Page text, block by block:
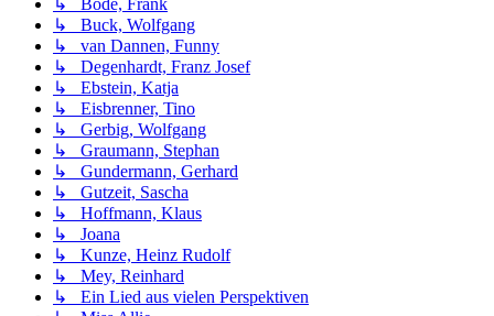
↳ Bode, Frank
↳ Buck, Wolfgang
↳ van Dannen, Funny
↳ Degenhardt, Franz Josef
↳ Ebstein, Katja
↳ Eisbrenner, Tino
↳ Gerbig, Wolfgang
↳ Graumann, Stephan
↳ Gundermann, Gerhard
↳ Gutzeit, Sascha
↳ Hoffmann, Klaus
↳ Joana
↳ Kunze, Heinz Rudolf
↳ Mey, Reinhard
↳ Ein Lied aus vielen Perspektiven